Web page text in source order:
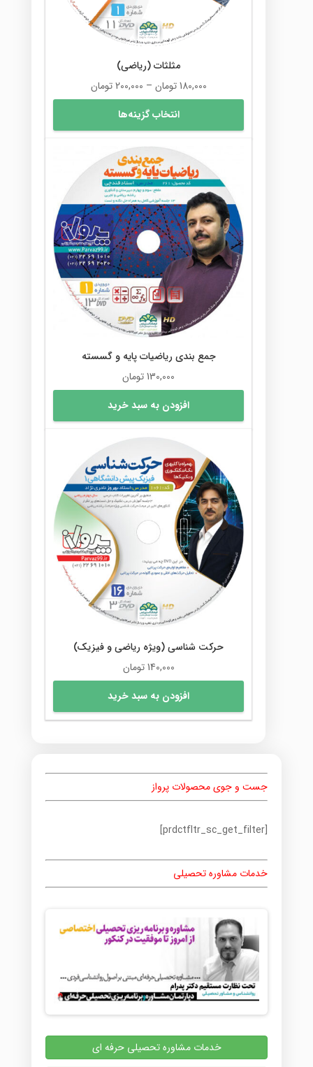
مثلثات (ریاضی)
180,000 تومان –
200,000 تومانمحدوده
قیمت:
تا
انتخاب گزینه‌ها
ممکن
جمع بندی ریاضیات پایه و گسسته
130,000تومان
افزودن به سبد خرید
حرکت شناسی (ویژه ریاضی و فیزیک)
140,000 تومان
افزودن به سبد خرید
جست و جوی محصولات پرواز
[prdctfltr_sc_get_filter]
خدمات مشاوره تحصیلی
خدمات مشاوره تحصیلی حرفه ای